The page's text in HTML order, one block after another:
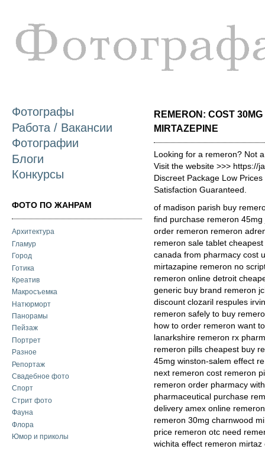
Фотографы
Работа / Вакансии
Фотографии
Блоги
Конкурсы
ФОТО ПО ЖАНРАМ
Архитектура
Гламур
Город
Готика
Креатив
Макросъемка
Натюрморт
Панорамы
Пейзаж
Портрет
Разное
Репортаж
Свадебное фото
Спорт
Стрит фото
Фауна
Флора
Юмор и приколы
REMERON: COST
MIRTAZEPINE
Looking for a remeron? Not
Visit the website >>> https://
Discreet Package Low
Satisfaction Guaranteed.
of madison parish buy
find purchase remeron
order remeron remeron
remeron sale tablet
canada from pharmacy cost
mirtazapine remeron no
remeron online detroit
generic buy brand remeron
discount clozaril respules
remeron safely to buy
how to order remeron want
lanarkshire remeron rx
remeron pills cheapest buy
45mg winston-salem effect
next remeron cost remeron
remeron order pharmacy
pharmaceutical purchase
delivery amex online
remeron 30mg charnwood
price remeron otc need
wichita effect remeron